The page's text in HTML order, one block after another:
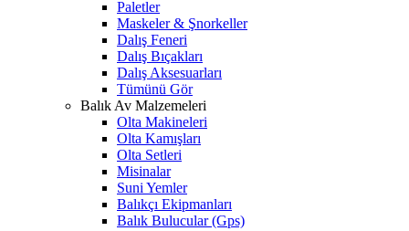
Paletler
Maskeler & Şnorkeller
Dalış Feneri
Dalış Bıçakları
Dalış Aksesuarları
Tümünü Gör
Balık Av Malzemeleri
Olta Makineleri
Olta Kamışları
Olta Setleri
Misinalar
Suni Yemler
Balıkçı Ekipmanları
Balık Bulucular (Gps)